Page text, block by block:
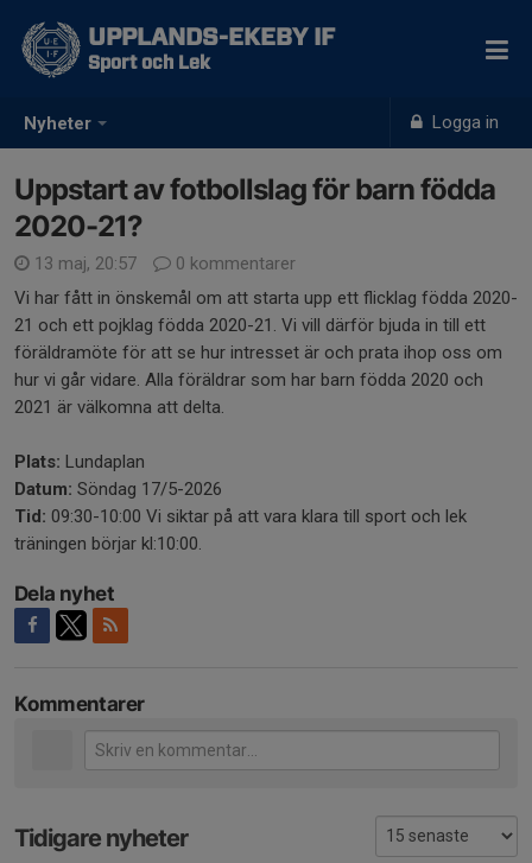
Nyheter Logga in
UPPLANDS-EKEBY IF
Sport och Lek
Uppstart av fotbollslag för barn födda
2020-21?
13 maj, 20:57
0 kommentarer
Vi har fått in önskemål om att starta upp ett flicklag födda 2020-
21 och ett pojklag födda 2020-21. Vi vill därför bjuda in till ett
föräldramöte för att se hur intresset är och prata ihop oss om
hur vi går vidare. Alla föräldrar som har barn födda 2020 och
2021 är välkomna att delta.
Plats: Lundaplan
Datum: Söndag 17/5-2026
Tid: 09:30-10:00 Vi siktar på att vara klara till sport och lek
träningen börjar kl:10:00.
Dela nyhet
Kommentarer
Tidigare nyheter